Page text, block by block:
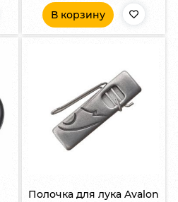
В корзину
Полочка для лука Avalon